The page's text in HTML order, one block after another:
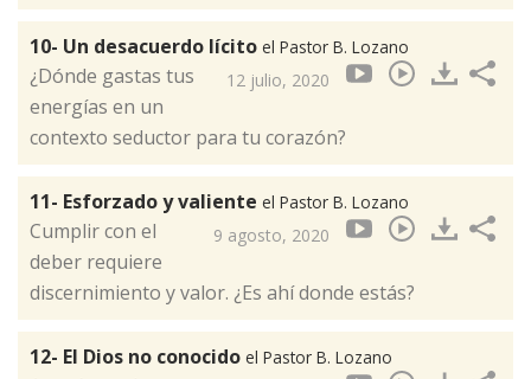
10- Un desacuerdo lícito el Pastor B. Lozano
12 julio, 2020
¿Dónde gastas tus
energías en un
contexto seductor para tu corazón?
11- Esforzado y valiente el Pastor B. Lozano
9 agosto, 2020
Cumplir con el
deber requiere
discernimiento y valor. ¿Es ahí donde estás?
12- El Dios no conocido el Pastor B. Lozano